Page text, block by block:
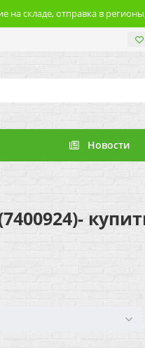
на складе, отправка в
Новости